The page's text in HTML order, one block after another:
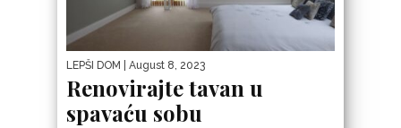
LEPŠI DOM | August 8, 2023
Renovirajte tavan u
spavaću sobu